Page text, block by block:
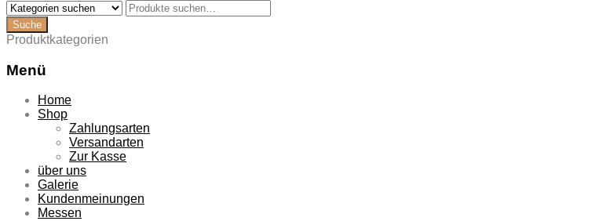
Produktkategorien
Menü
Zum
Inhalt
Home
Shop
Zahlungsarten
Versandarten
Zur Kasse
über uns
Galerie
Kundenmeinungen
Messen